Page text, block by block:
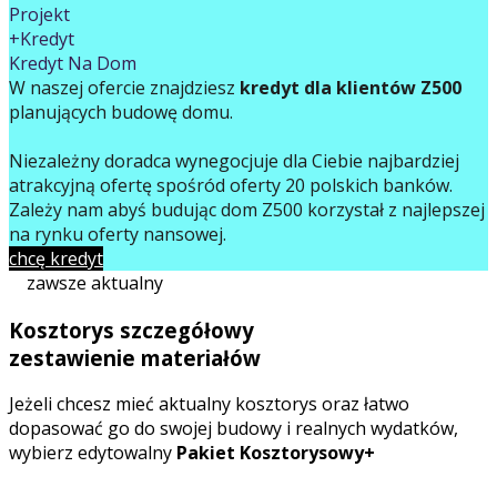
Projekt
+Kredyt
Kredyt Na Dom
W naszej ofercie znajdziesz kredyt dla klientów Z500
planujących budowę domu.
Niezależny doradca wynegocjuje dla Ciebie najbardziej
atrakcyjną ofertę spośród oferty 20 polskich banków.
Zależy nam abyś budując dom Z500 korzystał z najlepszej
na rynku oferty finansowej.
chcę kredyt
zawsze aktualny
Kosztorys szczegółowy
zestawienie materiałów
Jeżeli chcesz mieć aktualny kosztorys oraz łatwo
dopasować go do swojej budowy i realnych wydatków,
wybierz edytowalny Pakiet Kosztorysowy+